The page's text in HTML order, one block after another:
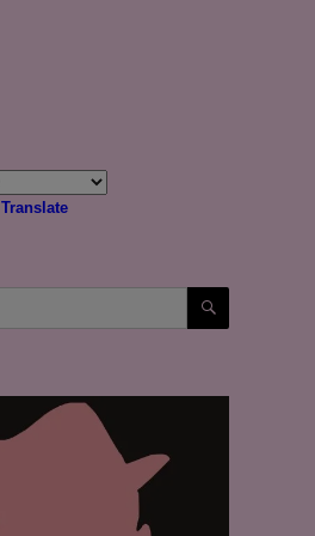
Translate
CĂUTARE